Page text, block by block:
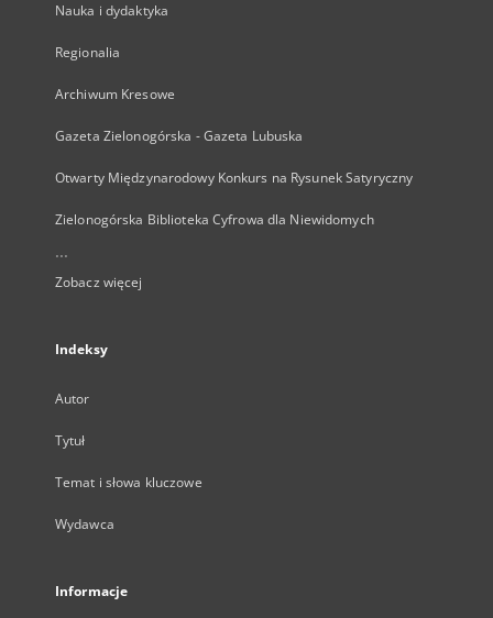
Nauka i dydaktyka
Regionalia
Archiwum Kresowe
Gazeta Zielonogórska - Gazeta Lubuska
Otwarty Międzynarodowy Konkurs na Rysunek Satyryczny
Zielonogórska Biblioteka Cyfrowa dla Niewidomych
...
Zobacz więcej
Indeksy
Autor
Tytuł
Temat i słowa kluczowe
Wydawca
Informacje